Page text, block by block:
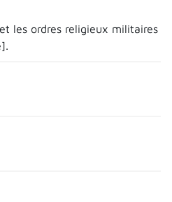
les ordres religieux militaires